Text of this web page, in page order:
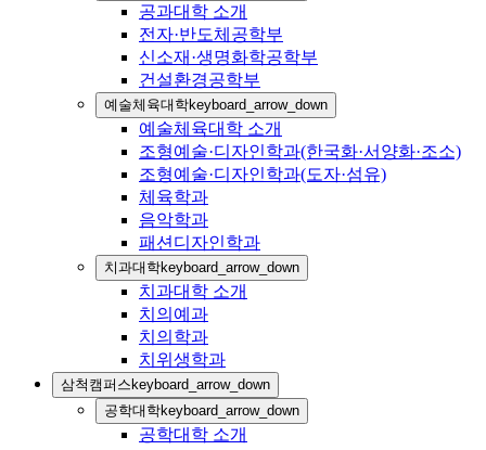
공과대학 소개
전자·반도체공학부
신소재·생명화학공학부
건설환경공학부
예술체육대학keyboard_arrow_down
예술체육대학 소개
조형예술·디자인학과(한국화·서양화·조소)
조형예술·디자인학과(도자·섬유)
체육학과
음악학과
패션디자인학과
치과대학keyboard_arrow_down
치과대학 소개
치의예과
치의학과
치위생학과
삼척캠퍼스keyboard_arrow_down
공학대학keyboard_arrow_down
공학대학 소개